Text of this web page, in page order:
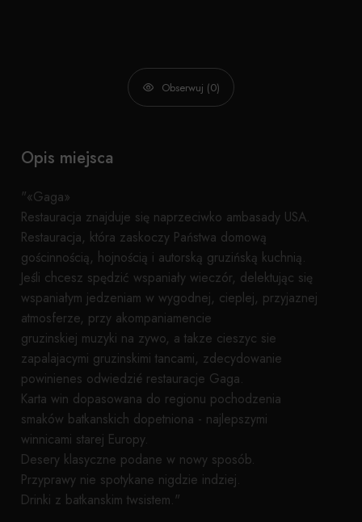
Obserwuj (0)
Opis miejsca
"«Gaga»
Restauracja znajduje się naprzeciwko ambasady USA.
Restauracja, która zaskoczy Państwa domową
gościnnością, hojnością i autorską gruzińską kuchnią.
Jeśli chcesz spędzić wspaniały wieczór, delektując się
wspaniałym jedzeniam w wygodnej, cieplej, przyjaznej
atmosferze, przy akompaniamencie
gruzinskiej muzyki na zywo, a takze cieszyc sie
zapalajacymi gruzinskimi tancami, zdecydowanie
powinienes odwiedzié restauracje Gaga.
Karta win dopasowana do regionu pochodzenia
smaków batkanskich dopetniona - najlepszymi
winnicami starej Europy.
Desery klasyczne podane w nowy sposób.
Przyprawy nie spotykane nigdzie indziej.
Drinki z batkanskim twsistem."